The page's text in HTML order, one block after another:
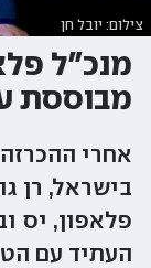
צילום: יובל חן
מנכ"ל
מבוססת
בישראל, רן
פלאפון, יס
העתיד עם